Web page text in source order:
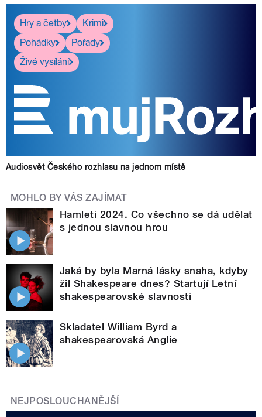
Hry a četby
Krimi
Pohádky
Pořady
Živé vysílání
Audiosvět Českého rozhlasu na jednom místě
MOHLO BY VÁS ZAJÍMAT
Hamleti 2024. Co všechno se dá udělat
s jednou slavnou hrou
Jaká by byla Marná lásky snaha, kdyby
žil Shakespeare dnes? Startují Letní
shakespearovské slavnosti
Skladatel William Byrd a
shakespearovská Anglie
NEJPOSLOUCHANĚJŠÍ